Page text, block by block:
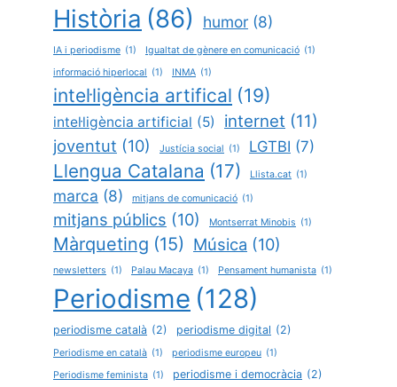
Història (86) humor (8)
IA i periodisme (1) Igualtat de gènere en comunicació (1)
informació hiperlocal (1) INMA (1)
intel·ligència artifical (19)
intel·ligència artificial (5) internet (11)
joventut (10) Justícia social (1) LGTBI (7)
Llengua Catalana (17) Llista.cat (1)
marca (8) mitjans de comunicació (1)
mitjans públics (10) Montserrat Minobis (1)
Màrqueting (15) Música (10)
newsletters (1) Palau Macaya (1) Pensament humanista (1)
Periodisme (128)
periodisme català (2) periodisme digital (2)
Periodisme en català (1) periodisme europeu (1)
Periodisme feminista (1) periodisme i democràcia (2)